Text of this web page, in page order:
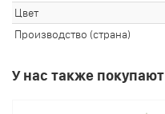
Цвет
Производство (страна)
У нас также покупают